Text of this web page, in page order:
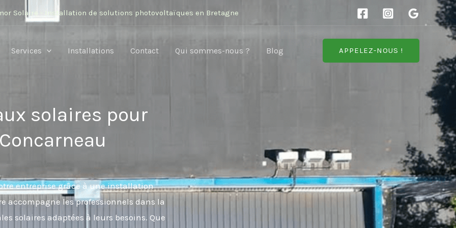
Solaire - Installation de solutions photovoltaïques en Bretagne
Services Installations Contact Qui sommes-nous ? Blog APPELEZ-NOUS !
solaires pour
entreprise grâce à une installation
accompagne les professionnels dans la
solaires adaptées à leurs besoins. Que